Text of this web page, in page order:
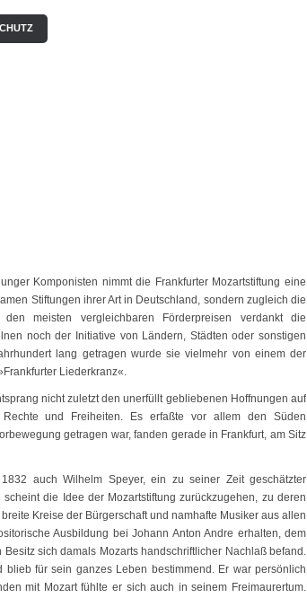
Komponisten nimmt die Frankfurter Mozartstiftung eine
Stiftungen ihrer Art in Deutschland, sondern zugleich die
meisten vergleichbaren Förderpreisen verdankt die
noch der Initiative von Ländern, Städten oder sonstigen
lang getragen wurde sie vielmehr von einem der
Liederkranz«.
nicht zuletzt den unerfüllt gebliebenen Hoffnungen auf
und Freiheiten. Es erfaßte vor allem den Süden
getragen war, fanden gerade in Frankfurt, am Sitz
auch Wilhelm Speyer, ein zu seiner Zeit geschätzter
die Idee der Mozartstiftung zurückzugehen, zu deren
Kreise der Bürgerschaft und namhafte Musiker aus allen
Ausbildung bei Johann Anton Andre erhalten, dem
sich damals Mozarts handschriftlicher Nachlaß befand.
für sein ganzes Leben bestimmend. Er war persönlich
mit Mozart fühlte er sich auch in seinem Freimaurertum.